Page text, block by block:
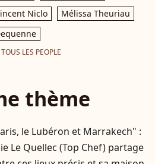
Niclo
Mélissa Theuriau
LES PEOPLE
thème
le Lubéron et Marrakech" :
Le Quellec (Top Chef) partage